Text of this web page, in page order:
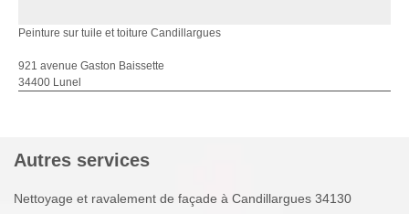
Peinture sur tuile et toiture Candillargues
921 avenue Gaston Baissette
34400 Lunel
Autres services
Nettoyage et ravalement de façade à Candillargues 34130